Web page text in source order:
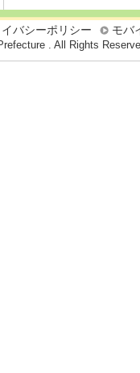
バシーポリシー モバ
. All Rights